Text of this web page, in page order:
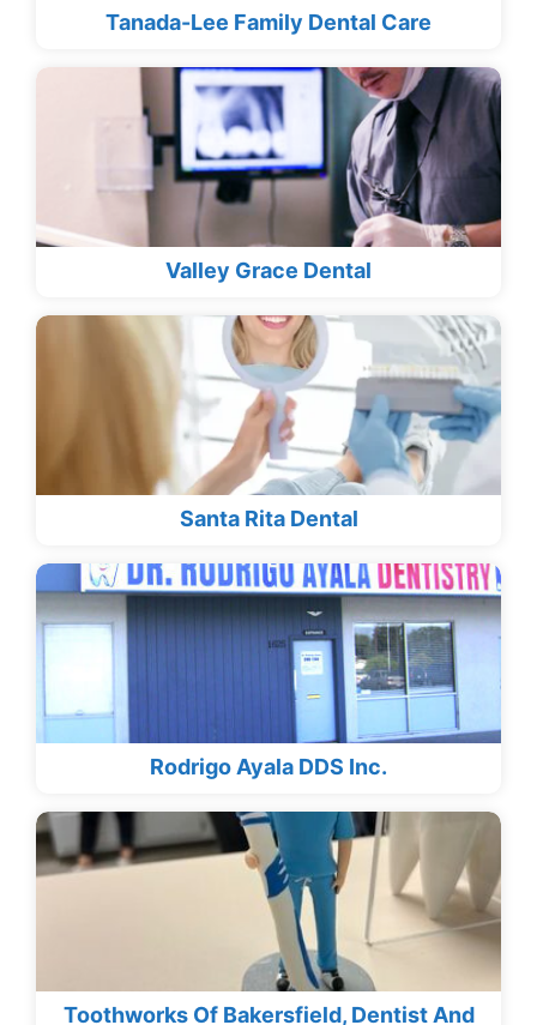
Tanada-Lee Family Dental Care
Valley Grace Dental
Santa Rita Dental
Rodrigo Ayala DDS Inc.
Toothworks Of Bakersfield, Dentist And